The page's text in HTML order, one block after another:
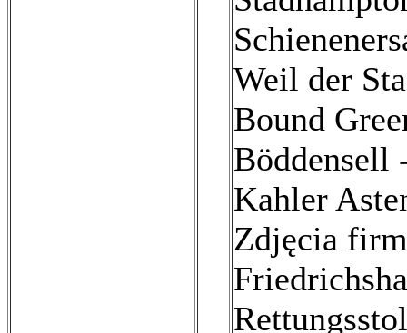
Weil der
Bound
Böddensell
Kahler
Zdjęcia